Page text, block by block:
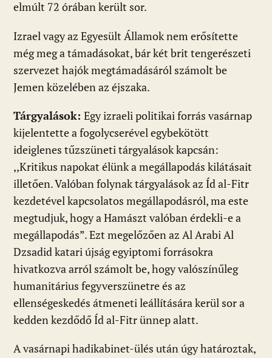
elmúlt 72 órában került sor.
Izrael vagy az Egyesült Államok nem erősítette
még meg a támadásokat, bár két brit tengerészeti
szervezet hajók megtámadásáról számolt be
Jemen közelében az éjszaka.
Tárgyalások: Egy izraeli politikai forrás vasárnap
kijelentette a fogolycserével egybekötött
ideiglenes tűzszüneti tárgyalások kapcsán:
,,Kritikus napokat élünk a megállapodás kilátásait
illetően. Valóban folynak tárgyalások az Íd al-Fitr
kezdetével kapcsolatos megállapodásról, ma este
megtudjuk, hogy a Hamászt valóban érdekli-e a
megállapodás”. Ezt megelőzően az Al Arabi Al
Dzsadid katari újság egyiptomi forrásokra
hivatkozva arról számolt be, hogy valószínűleg
humanitárius fegyverszünetre és az
ellenségeskedés átmeneti leállítására kerül sor a
kedden kezdődő Íd al-Fitr ünnep alatt.
A vasárnapi hadikabinet-ülés után úgy határoztak,